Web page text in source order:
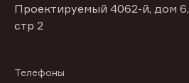
Проектируемый 4062-й, дом 6,
стр 2
Телефоны